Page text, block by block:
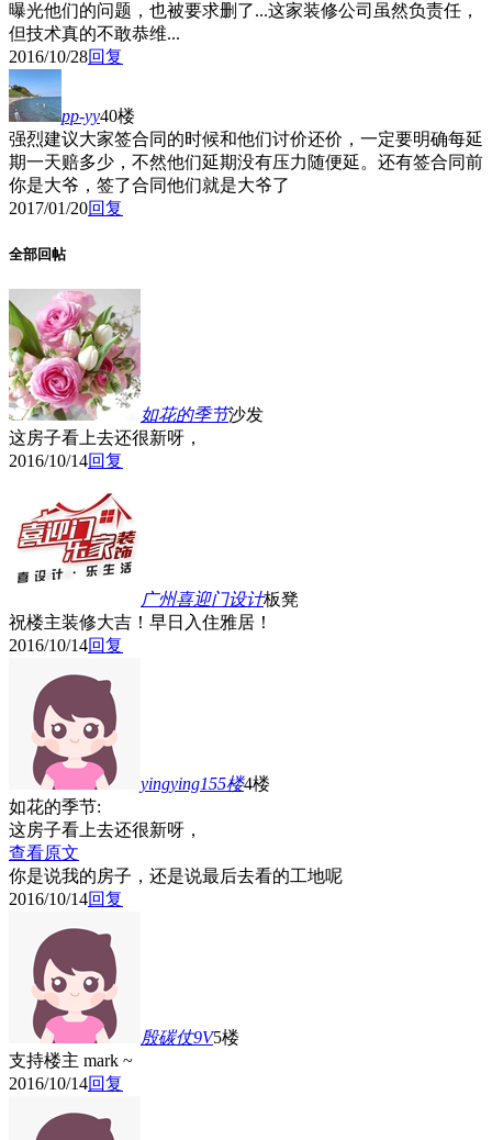
曝光他们的问题，也被要求删了...这家装修公司虽然负责任，
但技术真的不敢恭维...
2016/10/28回复
pp-yy40楼
强烈建议大家签合同的时候和他们讨价还价，一定要明确每延
期一天赔多少，不然他们延期没有压力随便延。还有签合同前
你是大爷，签了合同他们就是大爷了
2017/01/20回复
全部回帖
如花的季节沙发
这房子看上去还很新呀，
2016/10/14回复
广州喜迎门设计板凳
祝楼主装修大吉！早日入住雅居！
2016/10/14回复
yingying155楼4楼
如花的季节:
这房子看上去还很新呀，
查看原文
你是说我的房子，还是说最后去看的工地呢
2016/10/14回复
殷碳仗9V5楼
支持楼主 mark ~
2016/10/14回复